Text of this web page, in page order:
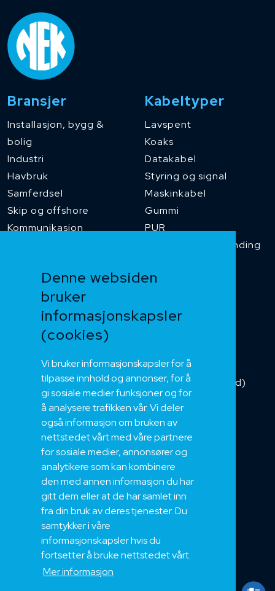
Denne websiden
bruker
informasjonskapsler
(cookies)
Vi bruker informasjonskapsler for å
tilpasse innhold og annonser, for å
gi sosiale medier funksjoner og for
å analysere trafikken vår. Vi deler
også informasjon om bruken av
nettstedet vårt med våre partnere
for sosiale medier, annonsører og
analytikere som kan kombinere
den med annen informasjon du har
gitt dem eller at de har samlet inn
fra din bruk av deres tjenester. Du
samtykker i våre
informasjonskapsler hvis du
fortsetter å bruke nettstedet vårt.
Mer informasjon
Bransjer
Installasjon, bygg &
bolig
Industri
Havbruk
Samferdsel
Skip og offshore
Kommunikasjon
Kabeltyper
Lavspent
Koaks
Datakabel
Styring og signal
Maskinkabel
Gummi
PUR
Temperaturbestanding
Heis og kran
Kategorikabel
Installasjonskabel
Kombikabel (Hybrid)
DNV sertifisert
Tilbehør
Om oss
Bærekraft og Åpenhet
Jobb hos oss
Sertifiseringer
Support
Teknisk
Eksport
Salgs og Leveringsbetingelser